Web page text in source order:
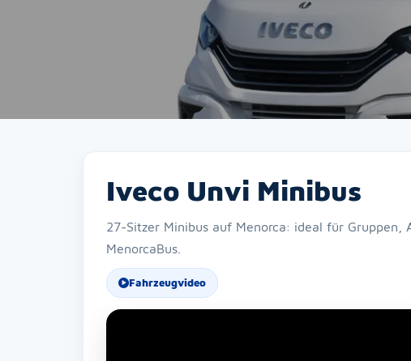
Iveco Unvi Minibus
27-Sitzer Minibus auf Menorca: ideal für
MenorcaBus.
Fahrzeugvideo